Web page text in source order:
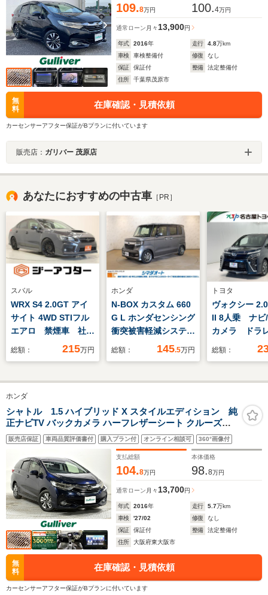
109.8万円 100.4万円
通常ローン 月々 13,900円
年式 2016年 走行 4.8万km
車検
車検整備付 修復
なし
保証
保証付 整備
法定整備付
住所
千葉県茂原市
無
料
在庫確認・見積依頼
カーセンサーアフター保証がBプランに付いています
販売店： ガリバー 茂原店
あなたにおすすめの中古車 ［PR］
スバル
WRX S4 2.0GT アイ
サイト 4WD STIフル
エアロ 禁煙車 社外
8インチナビ サイド
ーズコントロール シ
ートヒーター ETC
パワーシート レーン
キープアシスト
Bluetooth接続
総額： 215万円
ホンダ
N-BOX カスタム 660
G L ホンダセンシング
衝突被害軽減システム
純正メモリーナビ ド
両側電動スライドド
ール レーンアシス
ト LEDヘッドラン
プ スマートキー ア
イドリングストップ
総額： 145.5万円
トヨタ
ヴォクシー
II 8人乗 ナビ
カメラ ドラ
総額：
ホンダ
シャトル 1.5 ハイブリッド X スタイルエディション 純
正ナビTV バックカメラ ハーフレザーシート クルーズコ
ントロール 衝突軽減ブレーキ スマートキー プッシュスタ
ート オートライト LEDヘッドライト ドライブレコーダー
ETC
販売店保証 車両品質評価書付 購入プラン付 オンライン相談可 360°画像付
支払総額
104.8万円
本体価格
98.8万円
通常ローン 月々 13,700円
年式 2016年 走行 5.7万km
車検
'27/02 修復
なし
保証
保証付 整備
法定整備付
住所
大阪府東大阪市
無
料
在庫確認・見積依頼
カーセンサーアフター保証がBプランに付いています